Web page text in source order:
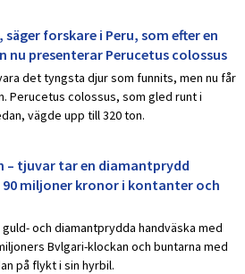
säger forskare i Peru, som efter en
nu presenterar Perucetus colossus
det tyngsta djur som funnits, men nu får
Perucetus colossus, som gled runt i
vägde upp till 320 ton.
– tjuvar tar en diamantprydd
90 miljoner kronor i kontanter och
och diamantprydda handväska med
Bvlgari-klockan och buntarna med
på flykt i sin hyrbil.